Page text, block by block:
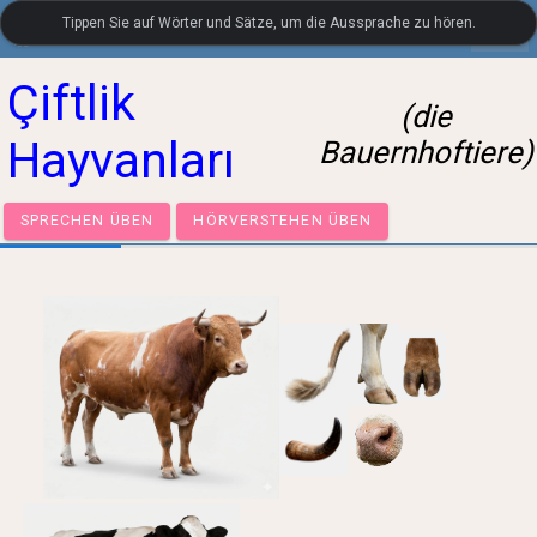
LanguageGuide.org•Türkischer visueller Wortschatz
Çiftlik
Hayvanları
(die
Bauernhoftiere)
SPRECHEN ÜBEN
Tippen Sie auf Wörter und Sätze, um die Aussprache zu hören.